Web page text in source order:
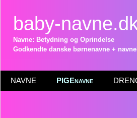
baby-
Navne: Betydning og Oprindelse
Godkendte danske børnenavne +
NAVNE PIGEnavne